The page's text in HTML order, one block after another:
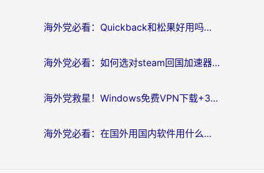
海外党必看：Quickback和松果好用吗？3步教你选对回国加速器无缝刷国内资源
海外党必看：如何选对steam回国加速器？从踩坑到无缝访问国内资源的全攻略
海外党救星！Windows免费VPN下载+3步搞定国内资源无缝访问
海外党必看：在国外用国内软件用什么加速器好？解决追剧游戏办公的终极指南